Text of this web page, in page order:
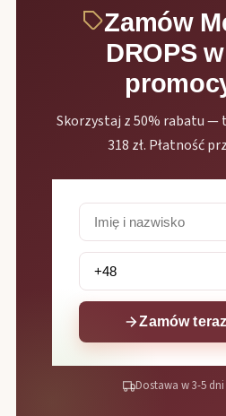
Zamów
DROPS
Skorzystaj z 50% rabatu —
318 zł. Płatność
Zamów
Dostawa w 3-5